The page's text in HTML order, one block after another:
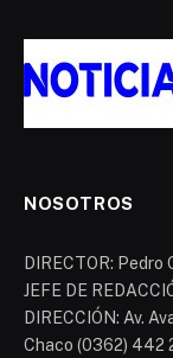
NOSOTROS
DIRECTOR: Pedro
JEFE DE
DIRECCIÓN: Av.
Chaco (0362) 442